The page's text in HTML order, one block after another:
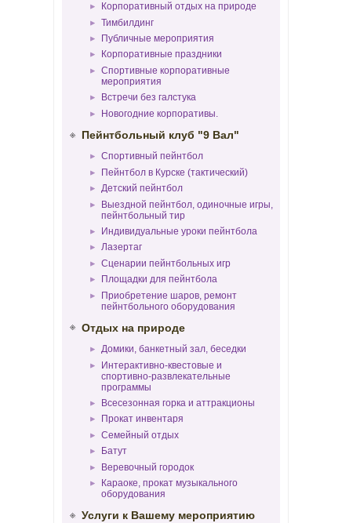
Корпоративный отдых на природе
Тимбилдинг
Публичные мероприятия
Корпоративные праздники
Спортивные корпоративные
мероприятия
Встречи без галстука
Новогодние корпоративы.
Пейнтбольный клуб "9 Вал"
Спортивный пейнтбол
Пейнтбол в Курске (тактический)
Детский пейнтбол
Выездной пейнтбол, одиночные игры,
пейнтбольный тир
Индивидуальные уроки пейнтбола
Лазертаг
Сценарии пейнтбольных игр
Площадки для пейнтбола
Приобретение шаров, ремонт
пейнтбольного оборудования
Отдых на природе
Домики, банкетный зал, беседки
Интерактивно-квестовые и
спортивно-развлекательные
программы
Всесезонная горка и аттракционы
Прокат инвентаря
Семейный отдых
Батут
Веревочный городок
Караоке, прокат музыкального
оборудования
Услуги к Вашему мероприятию